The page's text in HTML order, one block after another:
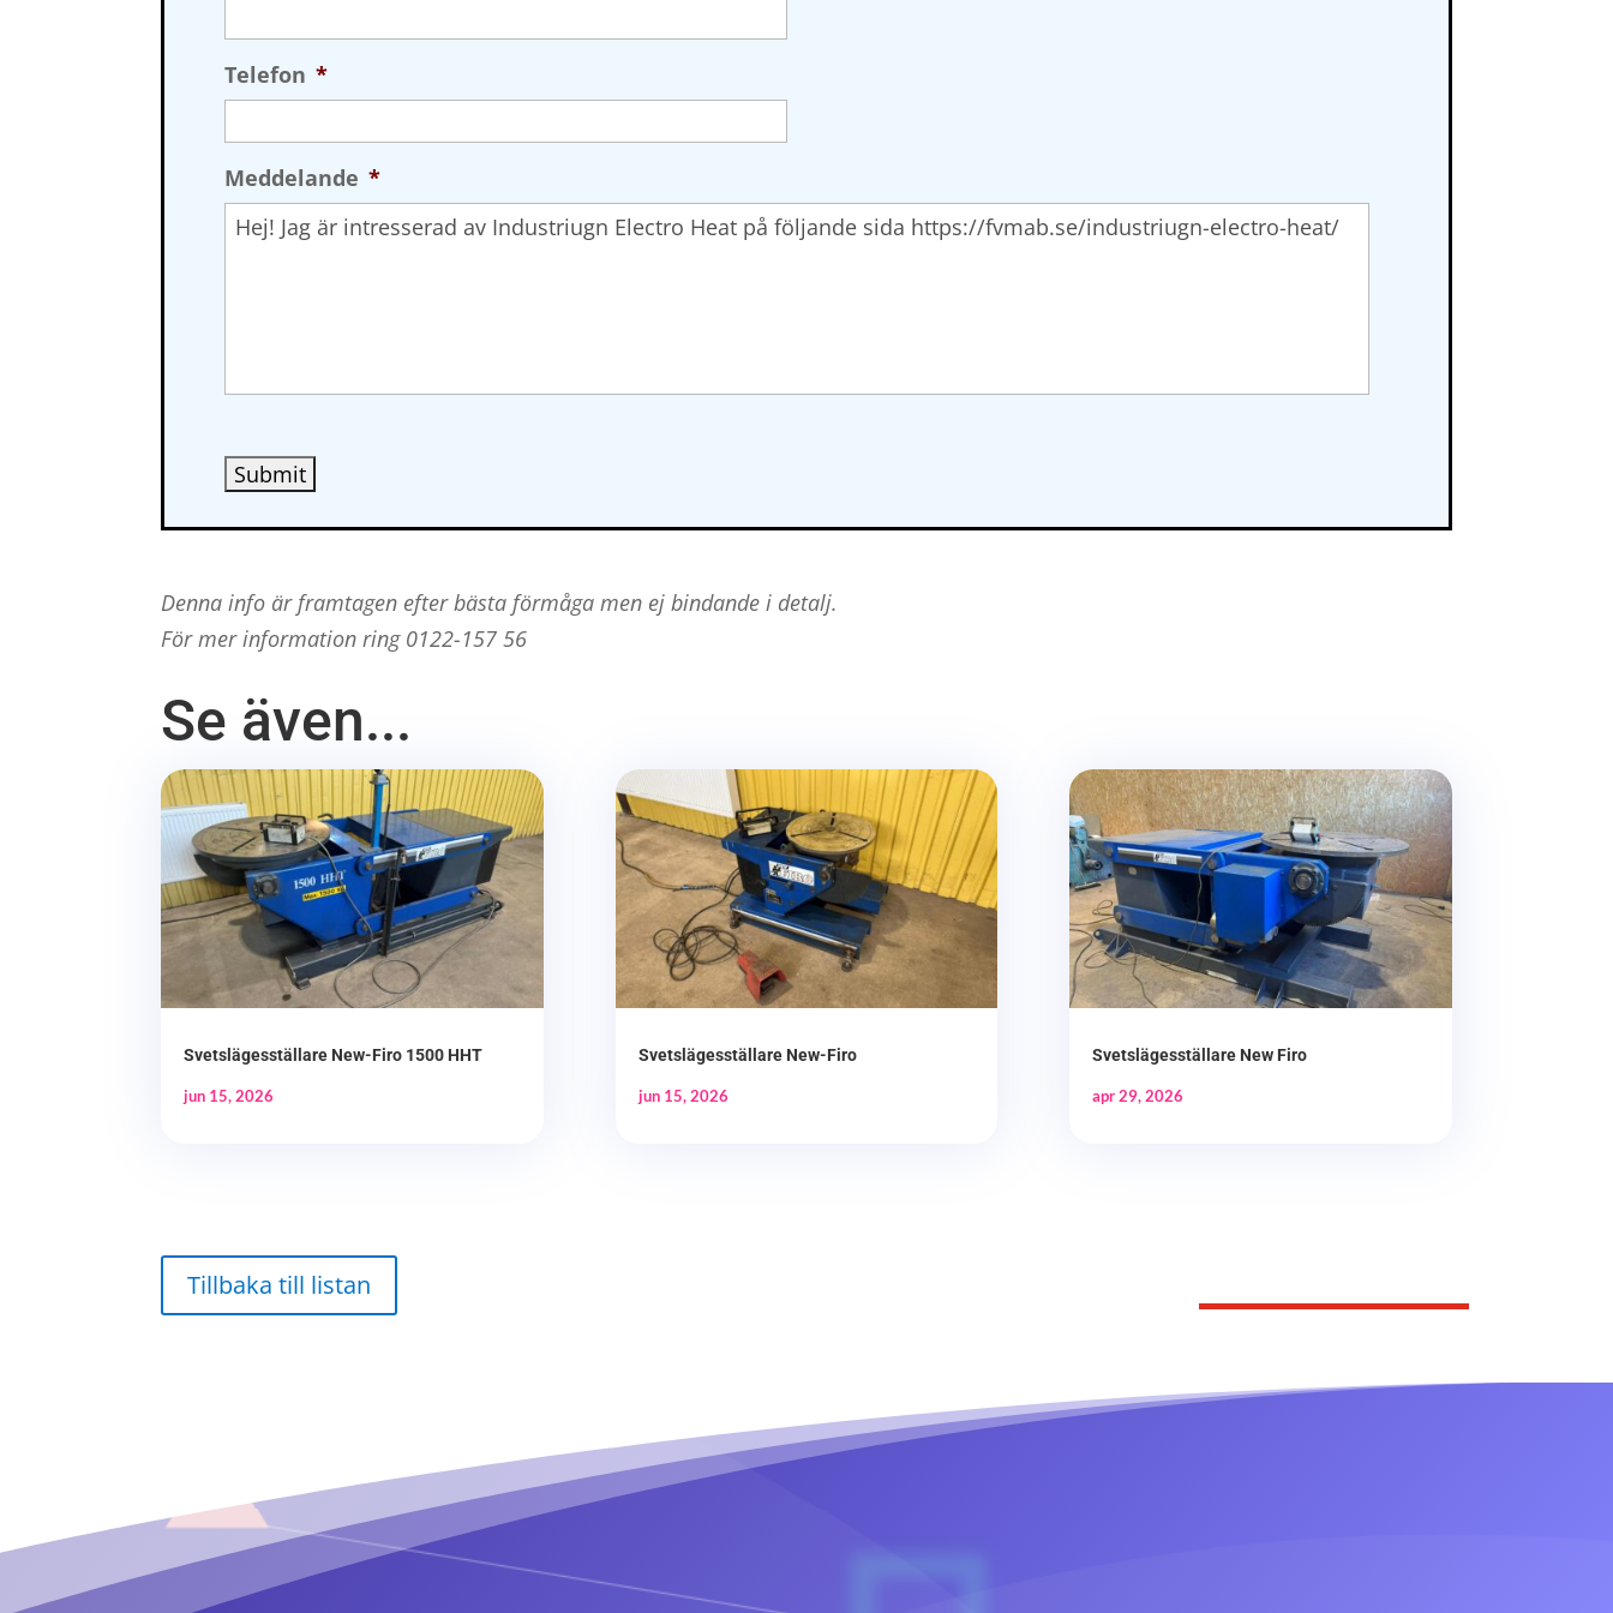
Telefon *
Meddelande *
Denna info är framtagen efter bästa förmåga men ej bindande i detalj.
För mer information ring 0122-157 56
Se även...
Svetslägesställare New-Firo 1500 HHT
jun 15, 2026
Svetslägesställare New-Firo
jun 15, 2026
Svetslägesställare New Firo
apr 29, 2026
Tillbaka till listan